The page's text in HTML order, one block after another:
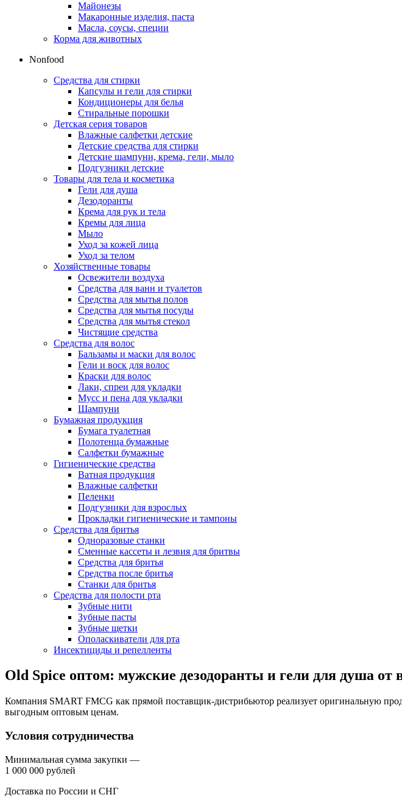
Майонезы
Макаронные изделия, паста
Масла, соусы, специи
Корма для животных
Nonfood
Средства для стирки
Капсулы и гели для стирки
Кондиционеры для белья
Стиральные порошки
Детская серия товаров
Влажные салфетки детские
Детские средства для стирки
Детские шампуни, крема, гели, мыло
Подгузники детские
Товары для тела и косметика
Гели для душа
Дезодоранты
Крема для рук и тела
Кремы для лица
Мыло
Уход за кожей лица
Уход за телом
Хозяйственные товары
Освежители воздуха
Средства для ванн и туалетов
Средства для мытья полов
Средства для мытья посуды
Средства для мытья стекол
Чистящие средства
Средства для волос
Бальзамы и маски для волос
Гели и воск для волос
Краски для волос
Лаки, спреи для укладки
Мусс и пена для укладки
Шампуни
Бумажная продукция
Бумага туалетная
Полотенца бумажные
Салфетки бумажные
Гигиенические средства
Ватная продукция
Влажные салфетки
Пеленки
Подгузники для взрослых
Прокладки гигиенические и тампоны
Средства для бритья
Одноразовые станки
Сменные кассеты и лезвия для бритвы
Средства для бритья
Средства после бритья
Станки для бритья
Средства для полости рта
Зубные нити
Зубные пасты
Зубные щетки
Ополаскиватели для рта
Инсектициды и репелленты
Old Spice оптом: мужские дезодоранты и гели для душа от
Компания SMART FMCG как прямой поставщик-дистрибьютор реализует оригинальную
выгодным оптовым ценам.
Условия сотрудничества
Минимальная сумма закупки —
1 000 000 рублей
Доставка по России и СНГ